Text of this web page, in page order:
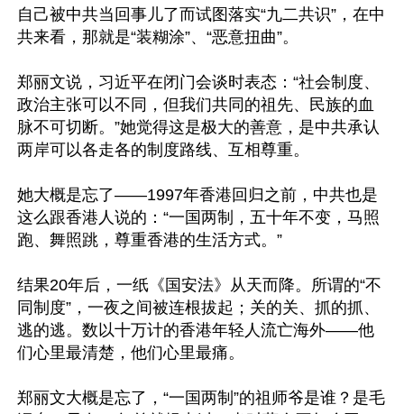
自己被中共当回事儿了而试图落实“九二共识”，在中
共来看，那就是“装糊涂”、“恶意扭曲”。
郑丽文说，习近平在闭门会谈时表态：“社会制度、
政治主张可以不同，但我们共同的祖先、民族的血
脉不可切断。”她觉得这是极大的善意，是中共承认
两岸可以各走各的制度路线、互相尊重。
她大概是忘了——1997年香港回归之前，中共也是
这么跟香港人说的：“一国两制，五十年不变，马照
跑、舞照跳，尊重香港的生活方式。”
结果20年后，一纸《国安法》从天而降。所谓的“不
同制度”，一夜之间被连根拔起；关的关、抓的抓、
逃的逃。数以十万计的香港年轻人流亡海外——他
们心里最清楚，他们心里最痛。
郑丽文大概是忘了，“一国两制”的祖师爷是谁？是毛